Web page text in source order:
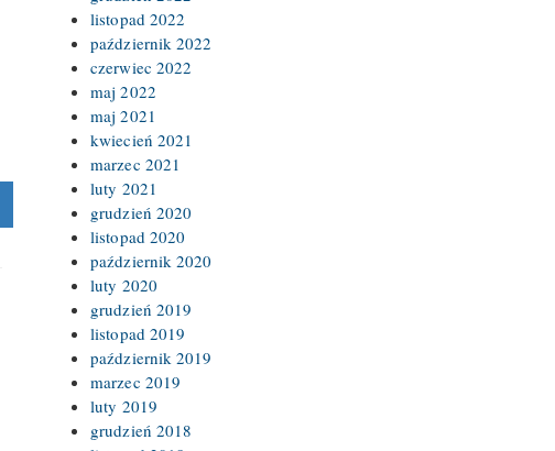
listopad 2022
październik 2022
czerwiec 2022
maj 2022
maj 2021
kwiecień 2021
marzec 2021
luty 2021
grudzień 2020
listopad 2020
październik 2020
luty 2020
grudzień 2019
listopad 2019
październik 2019
marzec 2019
luty 2019
grudzień 2018